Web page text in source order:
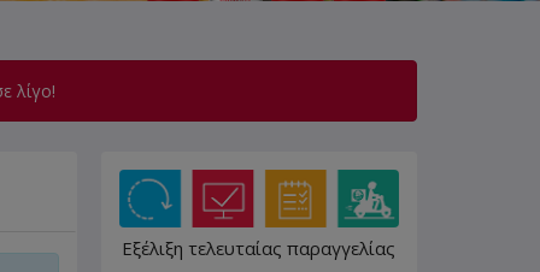
λίγο!
Εξέλιξη τελευταίας παραγγελίας